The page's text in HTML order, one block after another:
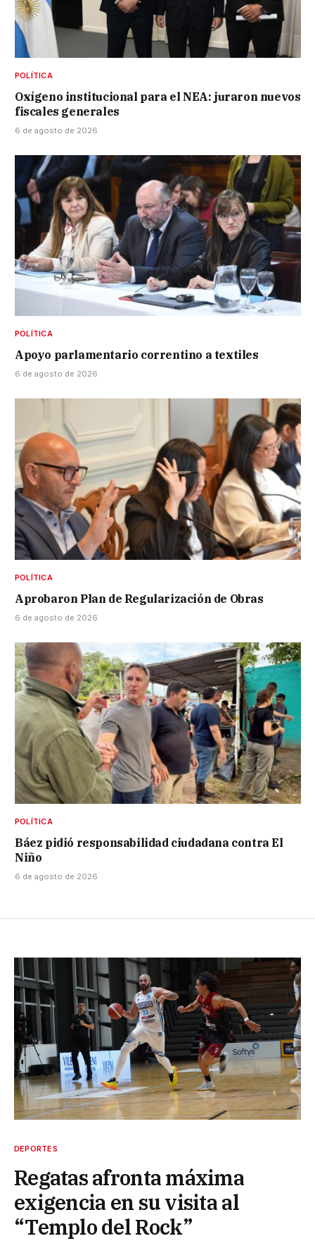
POLÍTICA
Oxígeno institucional para el NEA: juraron nuevos
fiscales generales
6 de agosto de 2026
POLÍTICA
Apoyo parlamentario correntino a textiles
6 de agosto de 2026
POLÍTICA
Aprobaron Plan de Regularización de Obras
6 de agosto de 2026
POLÍTICA
Báez pidió responsabilidad ciudadana contra El
Niño
6 de agosto de 2026
DEPORTES
Regatas afronta máxima
exigencia en su visita al
“Templo del Rock”